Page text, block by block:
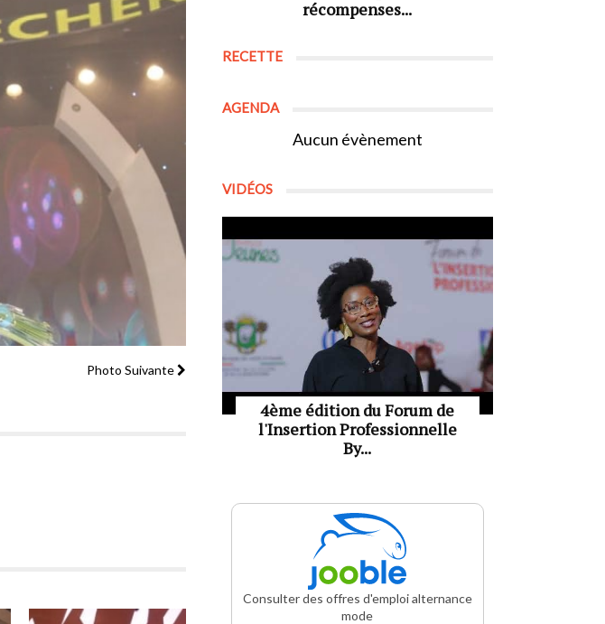
Photo Suivante
récompenses...
RECETTE
AGENDA
Aucun évènement
VIDÉOS
4ème édition du Forum de
l'Insertion Professionnelle
By...
Consulter des offres d'emploi alternance
mode